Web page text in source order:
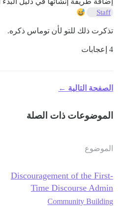
Staff
تذكرت ذلك للتو لأن توماس ذكره.
4 إعجابات
الصفحة التالية ←
الموضوعات ذات الصلة
الموضوع
Discouragement of the First-
Time Discourse Admin
Community Building